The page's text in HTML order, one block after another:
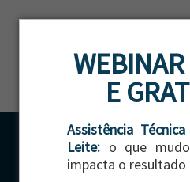
E
Assistência
Leite: o que
impacta o resultado